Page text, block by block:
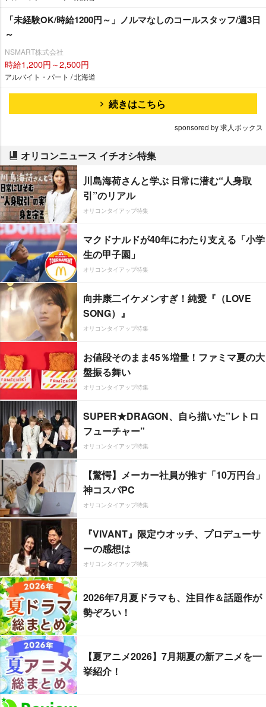
「未経験OK/時給1200円～」ノルマなしのコールスタッフ/週3日
～
NSMART株式会社
時給1,200円～2,500円
アルバイト・パート / 北海道
続きはこちら
sponsored by 求人ボックス
オリコンニュース イチオシ特集
川島海荷さんと学ぶ 日常に潜む“人身取
引”のリアル
オリコンタイアップ特集
マクドナルドが40年にわたり支える「小学
生の甲子園」
オリコンタイアップ特集
向井康二イケメンすぎ！純愛『（LOVE
SONG）』
オリコンタイアップ特集
お値段そのまま45％増量！ファミマ夏の大
盤振る舞い
オリコンタイアップ特集
SUPER★DRAGON、自ら描いた”レトロ
フューチャー”
オリコンタイアップ特集
【驚愕】メーカー社員が推す「10万円台」
神コスパPC
オリコンタイアップ特集
『VIVANT』限定ウオッチ、プロデューサ
ーの感想は
オリコンタイアップ特集
2026年7月夏ドラマも、注目作＆話題作が
勢ぞろい！
【夏アニメ2026】7月期夏の新アニメを一
挙紹介！